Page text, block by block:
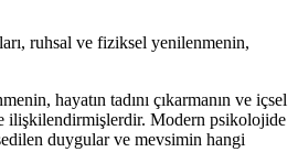
ruhsal ve fiziksel yenilenmenin,
hayatın tadını çıkarmanın ve içsel
ilişkilendirmişlerdir. Modern psikolojide
duygular ve mevsimin hangi